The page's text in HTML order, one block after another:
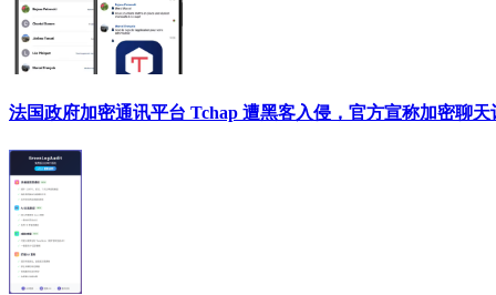
法国政府加密通讯平台 Tchap 遭黑客入侵，官方宣称加密聊天